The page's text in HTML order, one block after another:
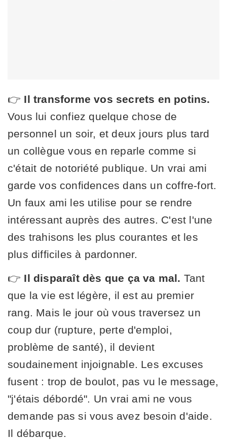
👉 Il transforme vos secrets en potins.
Vous lui confiez quelque chose de
personnel un soir, et deux jours plus tard
un collègue vous en reparle comme si
c'était de notoriété publique. Un vrai ami
garde vos confidences dans un coffre-fort.
Un faux ami les utilise pour se rendre
intéressant auprès des autres. C'est l'une
des trahisons les plus courantes et les
plus difficiles à pardonner.
👉 Il disparaît dès que ça va mal. Tant
que la vie est légère, il est au premier
rang. Mais le jour où vous traversez un
coup dur (rupture, perte d'emploi,
problème de santé), il devient
soudainement injoignable. Les excuses
fusent : trop de boulot, pas vu le message,
"j'étais débordé". Un vrai ami ne vous
demande pas si vous avez besoin d'aide.
Il débarque.